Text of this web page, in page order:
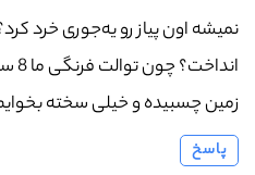
نمیشه اون پیاز رو یه‌جوری خرد کرد؟
زمین چسبیده و خیلی سخته
پاسخ